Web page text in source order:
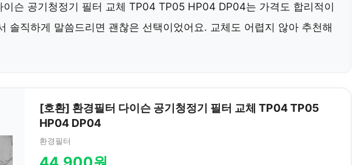
이슨 공기청정기 필터 교체 TP04 TP05 HP04 DP04는 가격도 합리적이
솔직하게 말씀드리면 괜찮은 선택이었어요. 교체도 어렵지 않아 추천해
[호환] 환경필터 다이슨 공기청정기 필터 교체 TP04 TP05
HP04 DP04
환경필터